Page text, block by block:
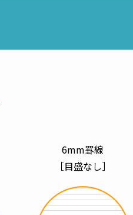
6mm罫線
［目盛なし］